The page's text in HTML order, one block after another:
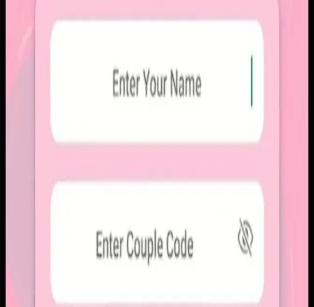
tenggelam di antara konten publik, iklan, dan tekanan
untuk selalu tampil sempurna. Pengguna membutuhkan
Kami membangun aplikasi mobile dengan alur berbagi yang
ringkas, notifikasi cepat, dan arsip momen yang tersusun
rapi. Sistemnya dirancang untuk percakapan visual yang
lebih personal tanpa membawa beban feed publik.